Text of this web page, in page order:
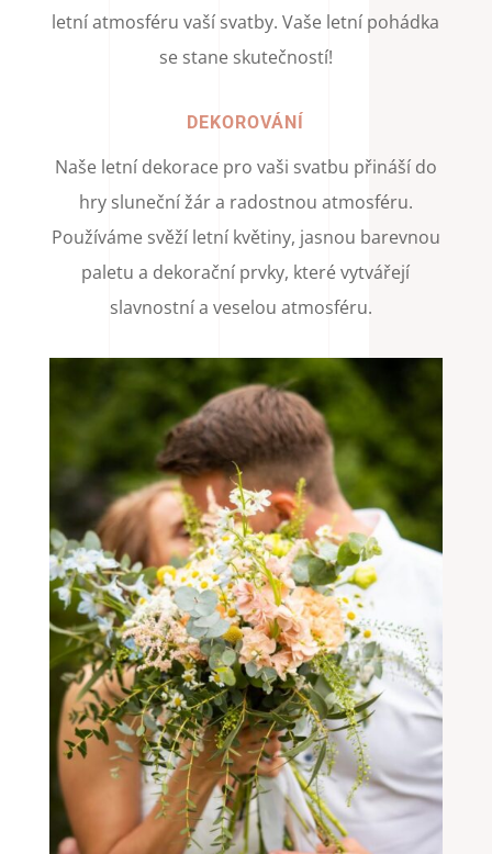
letní atmosféru vaší svatby. Vaše letní pohádka
se stane skutečností!
DEKOROVÁNÍ
Naše letní dekorace pro vaši svatbu přináší do
hry sluneční žár a radostnou atmosféru.
Používáme svěží letní květiny, jasnou barevnou
paletu a dekorační prvky, které vytvářejí
slavnostní a veselou atmosféru.